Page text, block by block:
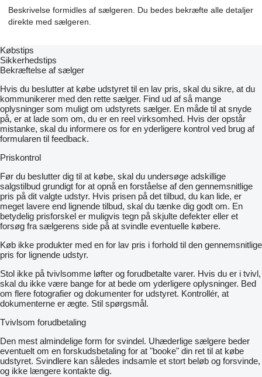
Beskrivelse formidles af sælgeren. Du bedes bekræfte alle detaljer
direkte med sælgeren.
Købstips
Sikkerhedstips
Bekræftelse af sælger
Hvis du beslutter at købe udstyret til en lav pris, skal du sikre, at du
kommunikerer med den rette sælger. Find ud af så mange
oplysninger som muligt om udstyrets sælger. En måde til at snyde
på, er at lade som om, du er en reel virksomhed. Hvis der opstår
mistanke, skal du informere os for en yderligere kontrol ved brug af
formularen til feedback.
Priskontrol
Før du beslutter dig til at købe, skal du undersøge adskillige
salgstilbud grundigt for at opnå en forståelse af den gennemsnitlige
pris på dit valgte udstyr. Hvis prisen på det tilbud, du kan lide, er
meget lavere end lignende tilbud, skal du tænke dig godt om. En
betydelig prisforskel er muligvis tegn på skjulte defekter eller et
forsøg fra sælgerens side på at svindle eventuelle købere.
Køb ikke produkter med en for lav pris i forhold til den gennemsnitlige
pris for lignende udstyr.
Stol ikke på tvivlsomme løfter og forudbetalte varer. Hvis du er i tvivl,
skal du ikke være bange for at bede om yderligere oplysninger. Bed
om flere fotografier og dokumenter for udstyret. Kontrollér, at
dokumenterne er ægte. Stil spørgsmål.
Tvivlsom forudbetaling
Den mest almindelige form for svindel. Uhæderlige sælgere beder
eventuelt om en forskudsbetaling for at "booke" din ret til at købe
udstyret. Svindlere kan således indsamle et stort beløb og forsvinde,
og ikke længere kontakte dig.